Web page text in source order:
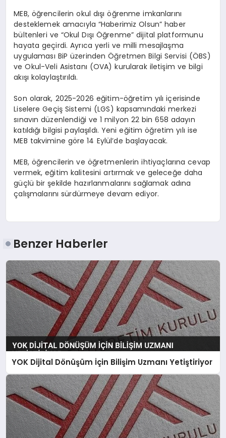
MEB, öğrencilerin okul dışı öğrenme imkanlarını
desteklemek amacıyla “Haberimiz Olsun” haber
bültenleri ve “Okul Dışı Öğrenme” dijital platformunu
hayata geçirdi. Ayrıca yerli ve milli mesajlaşma
uygulaması BiP üzerinden Öğretmen Bilgi Servisi (ÖBS)
ve Okul-Veli Asistanı (OVA) kurularak iletişim ve bilgi
akışı kolaylaştırıldı.
Son olarak, 2025-2026 eğitim-öğretim yılı içerisinde
Liselere Geçiş Sistemi (LGS) kapsamındaki merkezi
sınavın düzenlendiği ve 1 milyon 22 bin 658 adayın
katıldığı bilgisi paylaşıldı. Yeni eğitim öğretim yılı ise
MEB takvimine göre 14 Eylül’de başlayacak.
MEB, öğrencilerin ve öğretmenlerin ihtiyaçlarına cevap
vermek, eğitim kalitesini artırmak ve geleceğe daha
güçlü bir şekilde hazırlanmalarını sağlamak adına
çalışmalarını sürdürmeye devam ediyor.
Benzer Haberler
YOK Dijital Dönüşüm İçin Bilişim Uzmanı Yetiştiriyor